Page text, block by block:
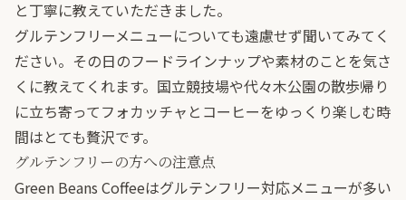
と丁寧に教えていただきました。
グルテンフリーメニューについても遠慮せず聞いてみてく
ださい。その日のフードラインナップや素材のことを気さ
くに教えてくれます。国立競技場や代々木公園の散歩帰り
に立ち寄ってフォカッチャとコーヒーをゆっくり楽しむ時
間はとても贅沢です。
グルテンフリーの方への注意点
Green Beans Coffeeはグルテンフリー対応メニューが多い